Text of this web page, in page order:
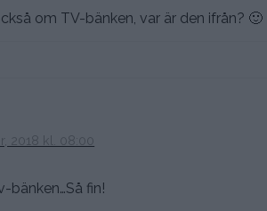
om TV-bänken, var är den ifrån? 🙂
2018 kl. 08:00
bänken…Så fin!